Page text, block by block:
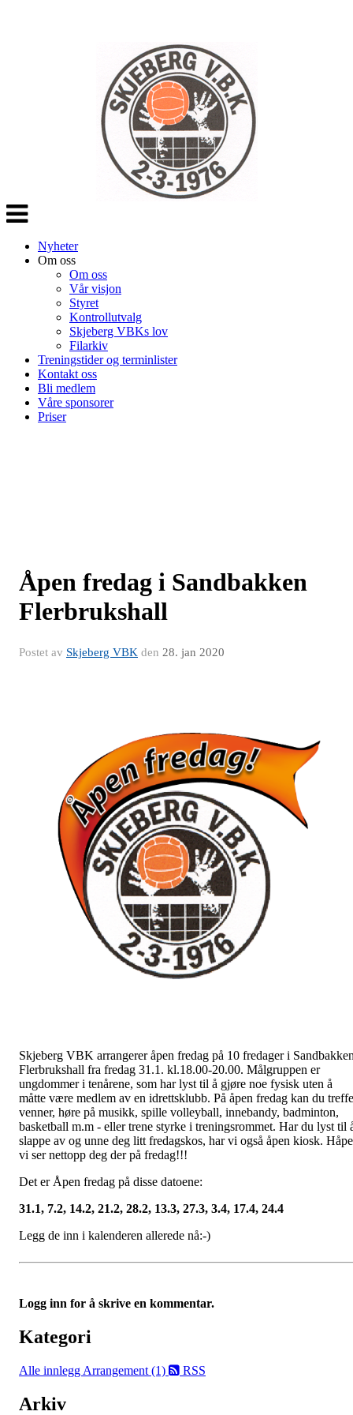
Veksle
navigasjon
Nyheter
Om oss
Om oss
Vår visjon
Styret
Kontrollutvalg
Skjeberg VBKs lov
Filarkiv
Treningstider og terminlister
Kontakt oss
Bli medlem
Våre sponsorer
Priser
Åpen fredag i Sandbakken
Flerbrukshall
Postet av Skjeberg VBK den 28. jan 2020
Skjeberg VBK arrangerer åpen fredag på 10 fredager i
Flerbrukshall fra fredag 31.1. kl.18.00-20.00. Målgruppen er
ungdommer i tenårene, som har lyst til å gjøre noe fysisk uten å
måtte være medlem av en idrettsklubb. På åpen fredag kan du treffe
venner, høre på musikk, spille volleyball, innebandy, badminton,
basketball m.m - eller trene styrke i treningsrommet. Har du lyst til
slappe av og unne deg litt fredagskos, har vi også åpen kiosk.
vi ser nettopp deg der på fredag!!!
Det er Åpen fredag på disse datoene:
31.1, 7.2, 14.2, 21.2, 28.2, 13.3, 27.3, 3.4, 17.4, 24.4
Legg de inn i kalenderen allerede nå:-)
Logg inn for å skrive en kommentar.
Kategori
Alle innlegg Arrangement (1) RSS
Arkiv